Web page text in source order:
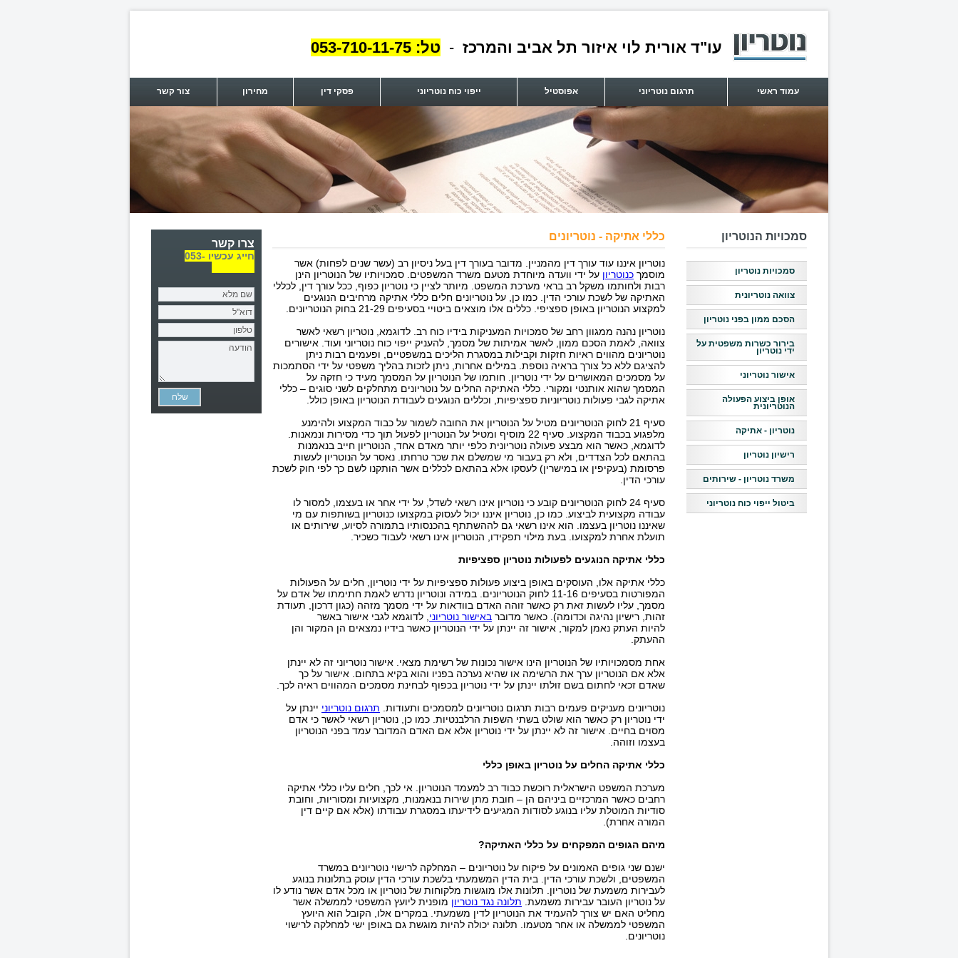
עו"ד אורית לוי איזור תל אביב והמרכז - טל: 053-710-11-75
עמוד ראשי תרגום נוטריוני אפוסטיל ייפוי כוח נוטריוני פסקי דין מחירון צור קשר
סמכויות הנוטריון
סמכויות נוטריון
צוואה נוטריונית
הסכם ממון בפני נוטריון
בירור כשרות משפטית על
ידי נוטריון
אישור נוטריוני
אופן ביצוע הפעולה
הנוטריונית
נוטריון - אתיקה
רישיון נוטריון
משרד נוטריון - שירותים
ביטול ייפוי כוח נוטריוני
כללי אתיקה - נוטריונים
נוטריון איננו עוד עורך דין מהמניין. מדובר בעורך דין בעל ניסיון רב (עשר שנים לפחות) אשר
מוסמך כנוטריון על ידי וועדה מיוחדת מטעם משרד המשפטים. סמכויותיו של הנוטריון הינן
רבות ולחותמו משקל רב בראי מערכת המשפט. מיותר לציין כי נוטריון כפוף, ככל עורך דין, לכללי
האתיקה של לשכת עורכי הדין. כמו כן, על נוטריונים חלים כללי אתיקה מרחיבים הנוגעים
למקצוע הנוטריון באופן ספציפי. כללים אלו מוצאים ביטויי בסעיפים 21-29 בחוק הנוטריונים.
נוטריון נהנה ממגוון רחב של סמכויות המעניקות בידיו כוח רב. לדוגמא, נוטריון רשאי לאשר
צוואה, לאמת הסכם ממון, לאשר אמיתות של מסמך, להעניק ייפוי כוח נוטריוני ועוד. אישורים
נוטריונים מהווים ראיות חזקות וקבילות במסגרת הליכים במשפטיים, ופעמים רבות ניתן
להציגם ללא כל צורך בראיה נוספת. במילים אחרות, ניתן לזכות בהליך משפטי על ידי הסתמכות
על מסמכים המאושרים על ידי נוטריון. חותמו של הנוטריון על המסמך מעיד כי חזקה על
המסמך שהוא אותנטי ומקורי. כללי האתיקה החלים על נוטריונים מתחלקים לשני סוגים – כללי
אתיקה לגבי פעולות נוטריוניות ספציפיות, וכללים הנוגעים לעבודת הנוטריון באופן כולל.
סעיף 21 לחוק הנוטריונים מטיל על הנוטריון את החובה לשמור על כבוד המקצוע ולהימנע
מלפגוע בכבוד המקצוע. סעיף 22 מוסיף ומטיל על הנוטריון לפעול תוך כדי מסירות ונמאנות.
לדוגמא, כאשר הוא מבצע פעולה נוטריונית כלפי יותר מאדם אחד, הנוטריון חייב בנאמנות
בהתאם לכל הצדדים, ולא רק בעבור מי שמשלם את שכר טרחתו. נאסר על הנוטריון לעשות
פרסומת (בעקיפין או במישרין) לעסקו אלא בהתאם לכללים אשר הותקנו לשם כך לפי חוק לשכת
עורכי הדין.
סעיף 24 לחוק הנוטריונים קובע כי נוטריון אינו רשאי לשדל, על ידי אחר או בעצמו, למסור לו
עבודה מקצועית לביצוע. כמו כן, נוטריון איננו יכול לעסוק במקצועו כנוטריון בשותפות עם מי
שאיננו נוטריון בעצמו. הוא אינו רשאי גם לההשתתף בהכנסותיו בתמורה לסיוע, שירותים או
תועלת אחרת למקצועו. בעת מילוי תפקידו, הנוטריון אינו רשאי לעבוד כשכיר.
כללי אתיקה הנוגעים לפעולות נוטריון ספציפיות
כללי אתיקה אלו, העוסקים באופן ביצוע פעולות ספציפיות על ידי נוטריון, חלים על הפעולות
המפורטות בסעיפים 11-16 לחוק הנוטריונים. במידה ונוטריון נדרש לאמת חתימתו של אדם על
מסמך, עליו לעשות זאת רק כאשר זוהה האדם בוודאות על ידי מסמך מזהה (כגון דרכון, תעודת
זהות, רישיון נהיגה וכדומה). כאשר מדובר באישור נוטריוני , לדוגמא לגבי אישור באשר
להיות העתק נאמן למקור, אישור זה יינתן על ידי הנוטריון כאשר בידיו נמצאים הן המקור והן
ההעתק.
אחת מסמכויותיו של הנוטריון הינו אישור נכונות של רשימת מצאי. אישור נוטריוני זה לא יינתן
אלא אם הנוטריון ערך את הרשימה או שהיא נערכה בפניו והוא בקיא בתחום. אישור על כך
שאדם זכאי לחתום בשם זולתו יינתן על ידי נוטריון בכפוף לבחינת מסמכים המהווים ראיה לכך.
נוטריונים מעניקים פעמים רבות תרגום נוטריונים למסמכים ותעודות. תרגום נוטריוני יינתן על
ידי נוטריון רק כאשר הוא שולט בשתי השפות הרלבנטיות. כמו כן, נוטריון רשאי לאשר כי אדם
מסוים בחיים. אישור זה לא יינתן על ידי נוטריון אלא אם האדם המדובר עמד בפני הנוטריון
בעצמו וזוהה.
כללי אתיקה החלים על נוטריון באופן כללי
מערכת המשפט הישראלית רוכשת כבוד רב למעמד הנוטריון. אי לכך, חלים עליו כללי אתיקה
רחבים כאשר המרכזיים ביניהם הן – חובת מתן שירות בנאמנות, מקצועיות ומסוריות, וחובת
סודיות המוטלת עליו בנוגע לסודות המגיעים לידיעתו במסגרת עבודתו (אלא אם קיים דין
המורה אחרת).
מיהם הגופים המפקחים על כללי האתיקה?
ישנם שני גופים האמונים על פיקוח על נוטריונים – המחלקה לרישוי נוטריונים במשרד
המשפטים, ולשכת עורכי הדין. בית הדין המשמעתי בלשכת עורכי הדין עוסק בתלונות בנוגע
לעבירות משמעת של נוטריון. תלונות אלו מוגשות מלקוחות של נוטריון או מכל אדם אשר נודע לו
על נוטריון העובר עבירות משמעת. תלונה נגד נוטריון מופנית ליועץ המשפטי לממשלה אשר
מחליט האם יש צורך להעמיד את הנוטריון לדין משמעתי. במקרים אלו, הקובל הוא היועץ
המשפטי לממשלה או אחר מטעמו. תלונה יכולה להיות מוגשת גם באופן ישי למחלקה לרישוי
נוטריונים.
צרו קשר
חייג עכשיו 053-